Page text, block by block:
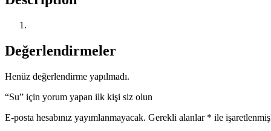
Değerlendirmeler
Henüz değerlendirme yapılmadı.
“Su” için yorum yapan ilk kişi siz olun
E-posta hesabınız yayımlanmayacak. Gerekli alanlar * ile